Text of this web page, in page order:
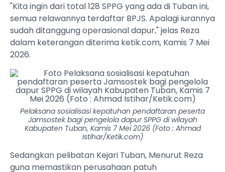
"Kita ingin dari total 128 SPPG yang ada di Tuban ini,
semua relawannya terdaftar BPJS. Apalagi iurannya
sudah ditanggung operasional dapur," jelas Reza
dalam keterangan diterima ketik.com, Kamis 7 Mei
2026.
Pelaksana sosialisasi kepatuhan pendaftaran peserta
Jamsostek bagi pengelola dapur SPPG di wilayah
Kabupaten Tuban, Kamis 7 Mei 2026 (Foto : Ahmad
Istihar/Ketik.com)
Sedangkan pelibatan Kejari Tuban, Menurut Reza
guna memastikan perusahaan patuh